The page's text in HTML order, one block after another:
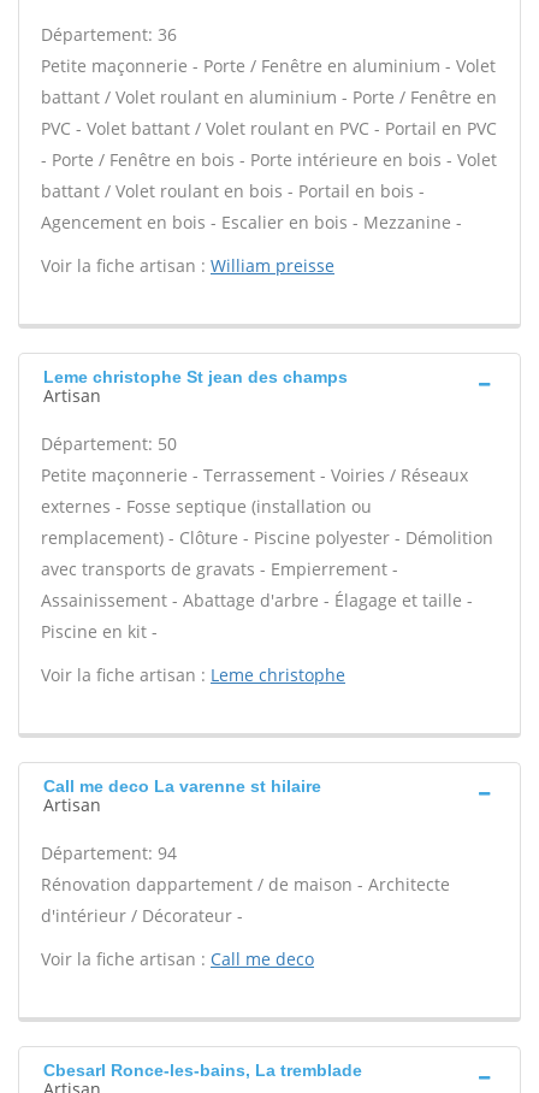
Département: 36
Petite maçonnerie - Porte / Fenêtre en aluminium - Volet
battant / Volet roulant en aluminium - Porte / Fenêtre en
PVC - Volet battant / Volet roulant en PVC - Portail en PVC
- Porte / Fenêtre en bois - Porte intérieure en bois - Volet
battant / Volet roulant en bois - Portail en bois -
Agencement en bois - Escalier en bois - Mezzanine -
Voir la fiche artisan : William preisse
Leme christophe St jean des champs
Artisan
Département: 50
Petite maçonnerie - Terrassement - Voiries / Réseaux
externes - Fosse septique (installation ou
remplacement) - Clôture - Piscine polyester - Démolition
avec transports de gravats - Empierrement -
Assainissement - Abattage d'arbre - Élagage et taille -
Piscine en kit -
Voir la fiche artisan : Leme christophe
Call me deco La varenne st hilaire
Artisan
Département: 94
Rénovation dappartement / de maison - Architecte
d'intérieur / Décorateur -
Voir la fiche artisan : Call me deco
Cbesarl Ronce-les-bains, La tremblade